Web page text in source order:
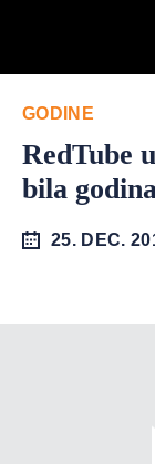
GODINE
RedTube
bila
25. DEC.